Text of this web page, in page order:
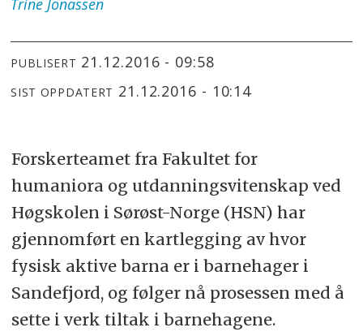
Trine Jonassen
PUBLISERT 21.12.2016 - 09:58
SIST OPPDATERT 21.12.2016 - 10:14
Forskerteamet fra Fakultet for
humaniora og utdanningsvitenskap ved
Høgskolen i Sørøst-Norge (HSN) har
gjennomført en kartlegging av hvor
fysisk aktive barna er i barnehager i
Sandefjord, og følger nå prosessen med å
sette i verk tiltak i barnehagene.